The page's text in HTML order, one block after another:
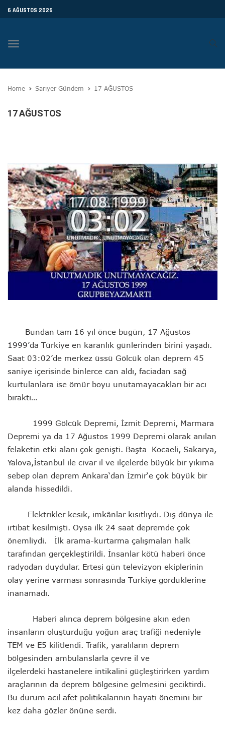
6 AĞUSTOS 2026
Toggle
Home Sarıyer Gündem 17 AĞUSTOS
17 AĞUSTOS
Bundan tam 16 yıl önce bugün, 17 Ağustos
1999’da Türkiye en karanlık günlerinden birini yaşadı.
Saat 03:02’de merkez üssü Gölcük olan deprem 45
saniye içerisinde binlerce can aldı, faciadan sağ
kurtulanlara ise ömür boyu unutamayacakları bir acı
bıraktı…
1999 Gölcük Depremi, İzmit Depremi, Marmara
Depremi ya da 17 Ağustos 1999 Depremi olarak anılan
felaketin etki alanı çok genişti. Başta Kocaeli, Sakarya,
Yalova,İstanbul ile civar il ve ilçelerde büyük bir yıkıma
sebep olan deprem Ankara‘dan İzmir‘e çok büyük bir
alanda hissedildi.
Elektrikler kesik, imkânlar kısıtlıydı. Dış dünya ile
irtibat kesilmişti. Oysa ilk 24 saat depremde çok
önemliydi. İlk arama-kurtarma çalışmaları halk
tarafından gerçekleştirildi. İnsanlar kötü haberi önce
radyodan duydular. Ertesi gün televizyon ekiplerinin
olay yerine varması sonrasında Türkiye gördüklerine
inanamadı.
Haberi alınca deprem bölgesine akın eden
insanların oluşturduğu yoğun araç trafiği nedeniyle
TEM ve E5 kilitlendi. Trafik, yaralıların deprem
bölgesinden ambulanslarla çevre il ve
ilçelerdeki hastanelere intikalini güçleştirirken yardım
araçlarının da deprem bölgesine gelmesini geciktirdi.
Bu durum acil afet politikalarının hayati önemini bir
kez daha gözler önüne serdi.